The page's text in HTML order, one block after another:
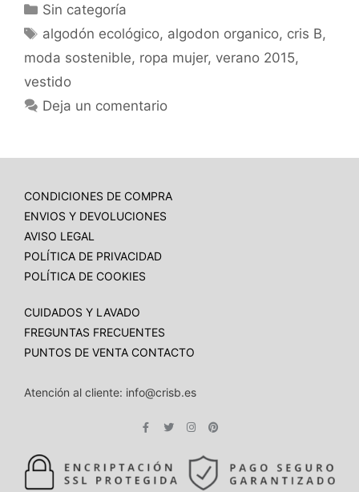
Sin categoría
algodón ecológico, algodon organico, cris B,
moda sostenible, ropa mujer, verano 2015,
vestido
Deja un comentario
CONDICIONES DE COMPRA
ENVIOS Y DEVOLUCIONES
AVISO LEGAL
POLÍTICA DE PRIVACIDAD
POLÍTICA DE COOKIES
CUIDADOS Y LAVADO
FREGUNTAS FRECUENTES
PUNTOS DE VENTA CONTACTO
Atención al cliente: info@crisb.es